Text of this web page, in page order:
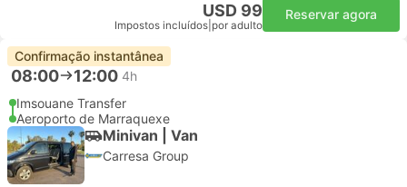
USD 99
Impostos incluídos por adulto
Reservar agora
Confirmação instantânea
08:00 12:00 4h
Imsouane Transfer
Aeroporto de Marraquexe
Minivan | Van
Carresa Group